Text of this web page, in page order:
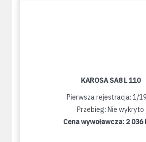
KAROSA SA8 L 110
Pierwsza rejestracja: 1/
Przebieg: Nie wykryto
Cena wywoławcza: 2 036